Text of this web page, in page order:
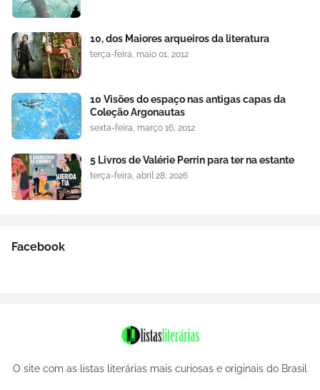
10, dos Maiores arqueiros da literatura
terça-feira, maio 01, 2012
10 Visões do espaço nas antigas capas da
Coleção Argonautas
sexta-feira, março 16, 2012
5 Livros de Valérie Perrin para ter na estante
terça-feira, abril 28, 2026
Facebook
O site com as listas literárias mais curiosas e originais do Brasil